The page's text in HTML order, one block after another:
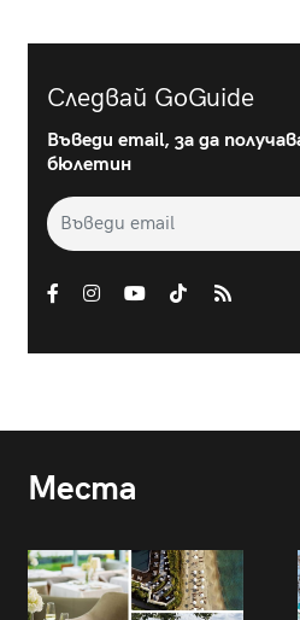
Следвай GoGuide
Въведи email, за да
бюлетин
Места